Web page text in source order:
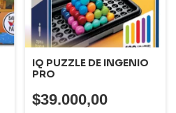
IQ PUZZLE DE INGENIO
PRO
$39.000,00